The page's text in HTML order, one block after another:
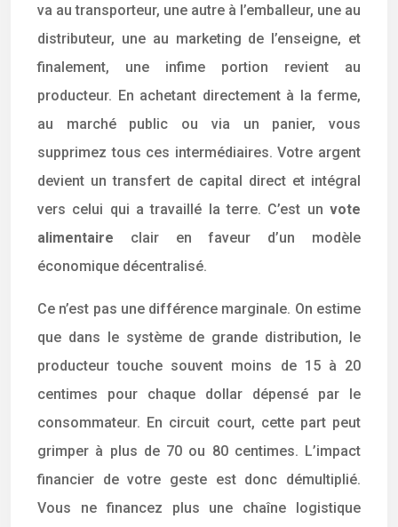
va au transporteur, une autre à l’emballeur, une au
distributeur, une au marketing de l’enseigne, et
finalement, une infime portion revient au
producteur. En achetant directement à la ferme,
au marché public ou via un panier, vous
supprimez tous ces intermédiaires. Votre argent
devient un transfert de capital direct et intégral
vers celui qui a travaillé la terre. C’est un vote
alimentaire clair en faveur d’un modèle
économique décentralisé.
Ce n’est pas une différence marginale. On estime
que dans le système de grande distribution, le
producteur touche souvent moins de 15 à 20
centimes pour chaque dollar dépensé par le
consommateur. En circuit court, cette part peut
grimper à plus de 70 ou 80 centimes. L’impact
financier de votre geste est donc démultiplié.
Vous ne financez plus une chaîne logistique